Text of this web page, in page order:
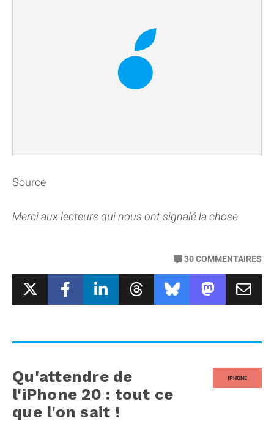
Source
Merci aux lecteurs qui nous ont signalé la chose
30COMMENTAIRES
IPHONE
Qu'attendre de
l'iPhone 20 : tout ce
que l'on sait !